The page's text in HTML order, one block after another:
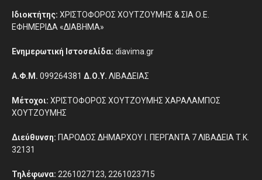
Ιδιοκτήτης: ΧΡΙΣΤΟΦΟΡΟΣ ΧΟΥΤΖΟΥΜΗΣ & ΣΙΑ Ο.Ε.
ΕΦΗΜΕΡΙΔΑ «ΔΙΑΒΗΜΑ»
Ενημερωτική Ιστοσελίδα: diavima.gr
Α.Φ.Μ. 099264381 Δ.Ο.Υ. ΛΙΒΑΔΕΙΑΣ
Μέτοχοι: ΧΡΙΣΤΟΦΟΡΟΣ ΧΟΥΤΖΟΥΜΗΣ ΧΑΡΑΛΑΜΠΟΣ
ΧΟΥΤΖΟΥΜΗΣ
Διεύθυνση: ΠΑΡΟΔΟΣ ΔΗΜΑΡΧΟΥ Ι. ΠΕΡΓΑΝΤΑ 7 ΛΙΒΑΔΕΙΑ Τ.Κ.
32131
Τηλέφωνα: 2261027123, 2261023715